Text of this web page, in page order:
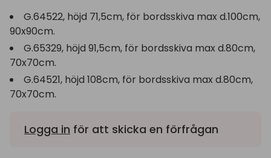
G.64522, höjd 71,5cm, för bordsskiva max d.100cm,
90x90cm.
G.65329, höjd 91,5cm, för bordsskiva max d.80cm,
70x70cm.
G.64521, höjd 108cm, för bordsskiva max d.80cm,
70x70cm.
Logga in för att skicka en förfrågan